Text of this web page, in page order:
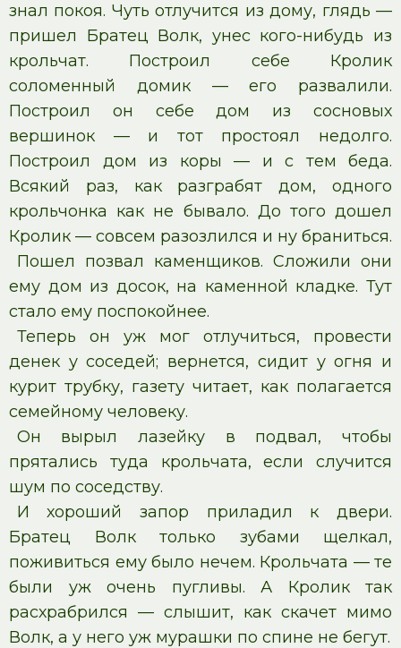
знал покоя. Чуть отлучится из дому, глядь —
пришел Братец Волк, унес кого-нибудь из
крольчат. Построил себе Кролик
соломенный домик — его развалили.
Построил он себе дом из сосновых
вершинок — и тот простоял недолго.
Построил дом из коры — и с тем беда.
Всякий раз, как разграбят дом, одного
крольчонка как не бывало. До того дошел
Кролик — совсем разозлился и ну браниться.
Пошел позвал каменщиков. Сложили они
ему дом из досок, на каменной кладке. Тут
стало ему поспокойнее.
Теперь он уж мог отлучиться, провести
денек у соседей; вернется, сидит у огня и
курит трубку, газету читает, как полагается
семейному человеку.
Он вырыл лазейку в подвал, чтобы
прятались туда крольчата, если случится
шум по соседству.
И хороший запор приладил к двери.
Братец Волк только зубами щелкал,
поживиться ему было нечем. Крольчата — те
были уж очень пугливы. А Кролик так
расхрабрился — слышит, как скачет мимо
Волк, а у него уж мурашки по спине не бегут.